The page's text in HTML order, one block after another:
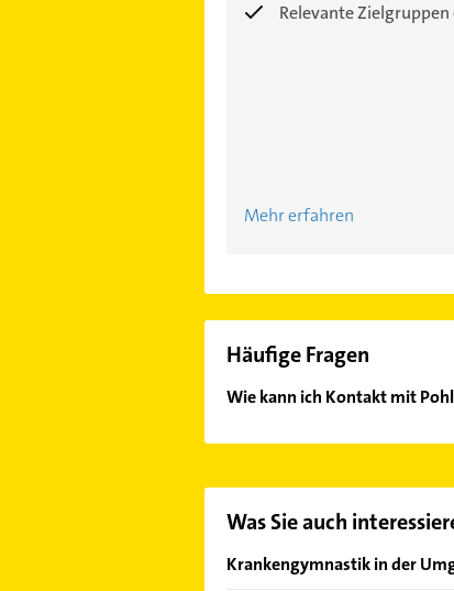
Relevante
Mehr erfahren
Häufige Fragen
Wie kann ich Kontakt mit
Was Sie auch
Krankengymnastik in der